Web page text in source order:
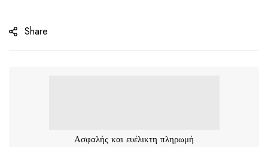
Share
Ασφαλής και ευέλικτη πληρωμή